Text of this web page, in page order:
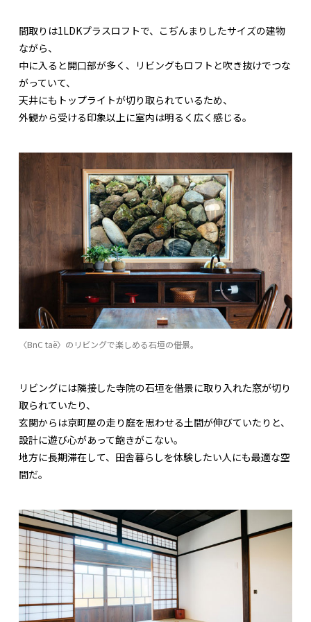
間取りは1LDKプラスロフトで、こぢんまりしたサイズの建物
ながら、
中に入ると開口部が多く、リビングもロフトと吹き抜けでつな
がっていて、
天井にもトップライトが切り取られているため、
外観から受ける印象以上に室内は明るく広く感じる。
〈BnC taë〉のリビングで楽しめる石垣の借景。
リビングには隣接した寺院の石垣を借景に取り入れた窓が切り
取られていたり、
玄関からは京町屋の走り庭を思わせる土間が伸びていたりと、
設計に遊び心があって飽きがこない。
地方に長期滞在して、田舎暮らしを体験したい人にも最適な空
間だ。